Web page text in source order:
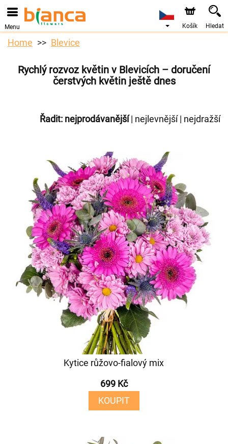
Menu Košík Hledat
Home Blevice
Rychlý rozvoz květin v Blevicích – doručení
čerstvých květin ještě dnes
Řadit: nejprodávanější| nejlevnější| nejdražší
Kytice růžovo-fialový mix
699 Kč
KOUPIT